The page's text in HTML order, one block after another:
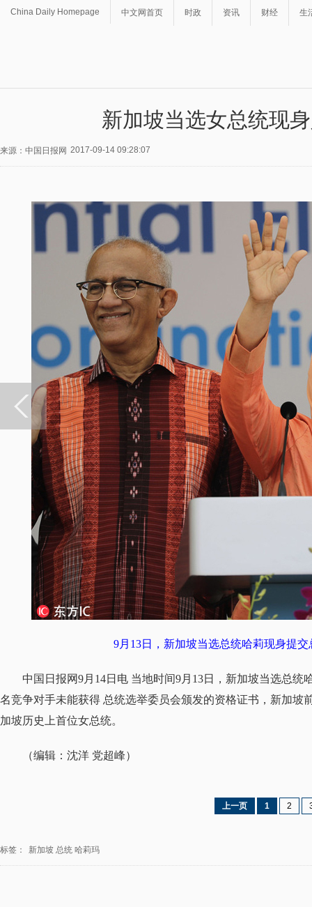
China Daily Homepage 中文网首页 时政 资讯 财经 生
新加坡当选女总统现
来源：中国日报网 2017-09-14 09:28:07
9月13日，新加坡当选总统哈莉现身提
中国日报网9月14日电 当地时间9月13日，新加坡当选总
名竞争对手未能获得 总统选举委员会颁发的资格证书 ，新加坡
加坡历史上首位女总统。
（编辑：沈洋 党超峰）
上一页 1 2
标签： 新加坡 总统 哈莉玛